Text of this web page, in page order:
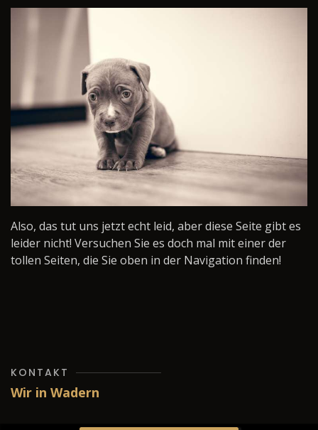
Also, das tut uns jetzt echt leid, aber diese Seite gibt es
leider nicht! Versuchen Sie es doch mal mit einer der
tollen Seiten, die Sie oben in der Navigation finden!
KONTAKT
Wir in Wadern